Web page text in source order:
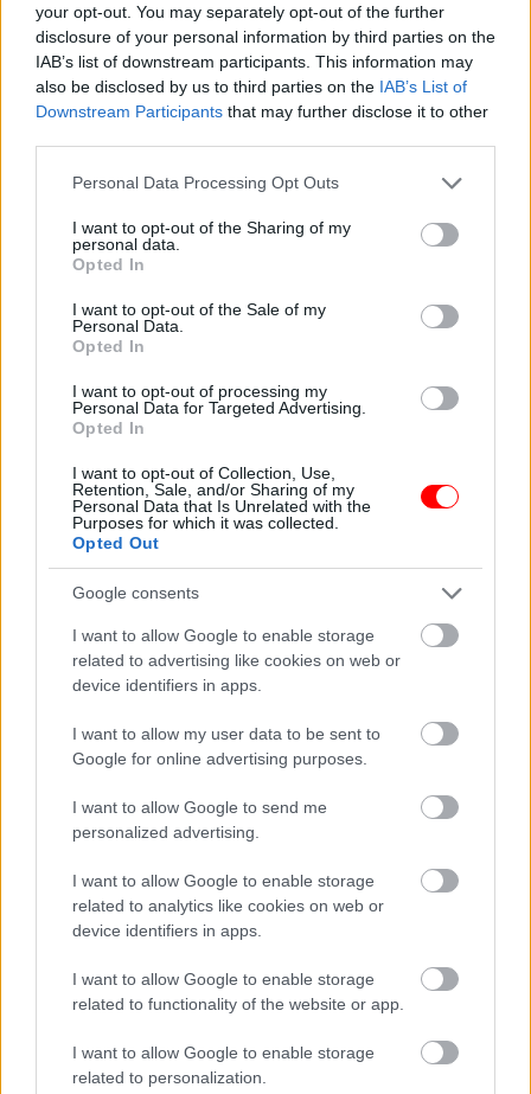
your opt-out. You may separately opt-out of the further
disclosure of your personal information by third parties on the
IAB’s list of downstream participants. This information may
also be disclosed by us to third parties on the IAB’s List of
Downstream Participants that may further disclose it to other
Please note that this website/app uses one or more Google
not limited to your visit or usage behaviour. You may click to
grant or deny consent to Google and its third-party tags to
use your data for below specified purposes in below Google
consent section.
Personal Data Processing Opt Outs
I want to opt-out of the Sharing of my
personal data.
Opted In
I want to opt-out of the Sale of my
Personal Data.
Opted In
I want to opt-out of processing my
Personal Data for Targeted Advertising.
Opted In
I want to opt-out of Collection, Use,
Retention, Sale, and/or Sharing of my
Personal Data that Is Unrelated with the
Purposes for which it was collected.
Opted Out
Google consents
I want to allow Google to enable storage
related to advertising like cookies on web or
device identifiers in apps.
I want to allow my user data to be sent to
Google for online advertising purposes.
I want to allow Google to send me
personalized advertising.
I want to allow Google to enable storage
related to analytics like cookies on web or
device identifiers in apps.
I want to allow Google to enable storage
related to functionality of the website or app.
I want to allow Google to enable storage
related to personalization.
Tetszett? Oszd meg az ismerőseiddel is!
Olvasta már?:
Mit jelent, ha egy
elhunyt személy
álmodban?
összeházasodtak.…
A Fantasztikus
Négyes sztárja, Julian
McMahon 56…
időszak: július végéig…
fiamat, aztán
felvettem egy…
örökbe a kislányt egy
halálos…
Gyerekkorában olyan
szegény volt, hogy
egy sátorban…
Sokkoló fordulat a
repülőtéren, a hétéves
Meghalt James Van
Egy tanulmány szerint
azok a férfiak, akik